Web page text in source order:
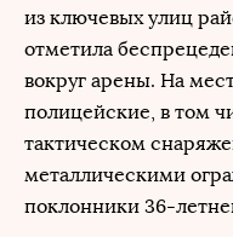
из ключевых улиц
отметила
вокруг арены. На
полицейские, в том
тактическом
металлическими
поклонники 36-